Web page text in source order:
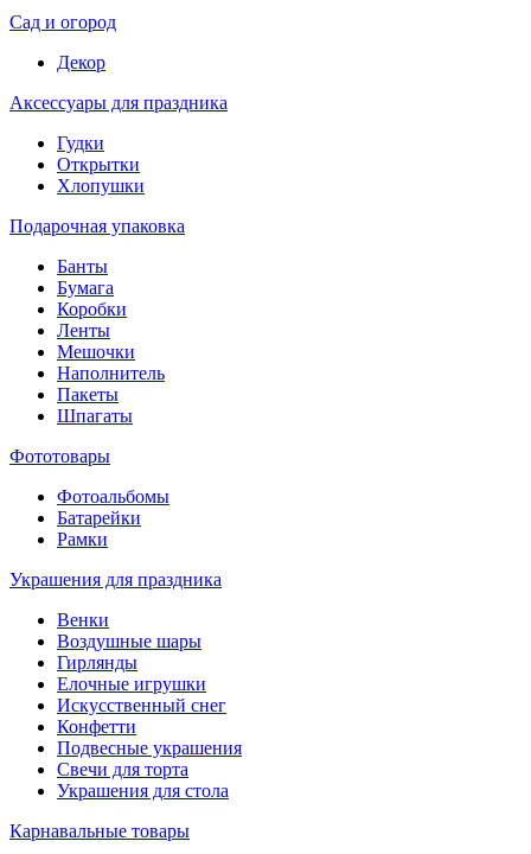
Сад и огород
Декор
Аксессуары для праздника
Гудки
Открытки
Хлопушки
Подарочная упаковка
Банты
Бумага
Коробки
Ленты
Мешочки
Наполнитель
Пакеты
Шпагаты
Фототовары
Фотоальбомы
Батарейки
Рамки
Украшения для праздника
Венки
Воздушные шары
Гирлянды
Елочные игрушки
Искусственный снег
Конфетти
Подвесные украшения
Свечи для торта
Украшения для стола
Карнавальные товары